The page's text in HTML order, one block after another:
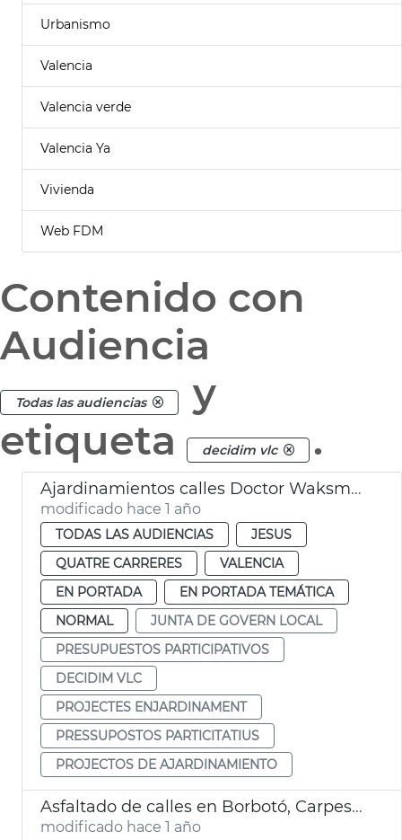
Urbanismo
Valencia
Valencia verde
Valencia Ya
Vivienda
Web FDM
Contenido con
Audiencia
Todas las audiencias
y
etiqueta
decidim vlc .
Ajardinamientos calles Doctor Waksman y Uruguay València
modificado hace 1 año
TODAS LAS AUDIENCIAS
JESUS
QUATRE CARRERES
VALENCIA
EN PORTADA
EN PORTADA TEMÁTICA
NORMAL
JUNTA DE GOVERN LOCAL
PRESUPUESTOS PARTICIPATIVOS
DECIDIM VLC
PROJECTES ENJARDINAMENT
PRESSUPOSTOS PARTICITATIUS
PROJECTOS DE AJARDINAMIENTO
Asfaltado de calles en Borbotó, Carpesa y Mauella
modificado hace 1 año